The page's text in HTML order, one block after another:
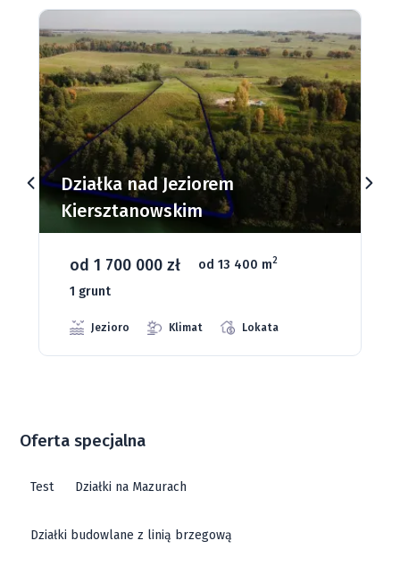
Działki budowlane nad Jeziorem
Dąbrowa Mała
od 93 280 zł od 1075 m
Oferta specjalna
Test Działki na Mazurach
Działki budowlane z linią brzegową